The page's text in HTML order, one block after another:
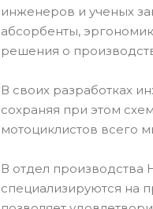
инженеров и ученых
абсорбенты,
решения о
В своих разработках
сохраняя при этом
мотоциклистов всего
В отдел производства
специализируются на